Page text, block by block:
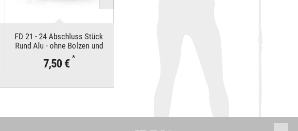
FD 21 - 24 Abschluss Stück
Rund Alu - ohne Bolzen und
7,50 € *